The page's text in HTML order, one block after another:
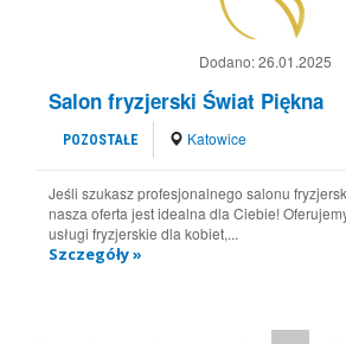
Dodano:26.01.2025
Salon fryzjerski Świat Piękna
POZOSTAŁE Katowice
Jeśli szukasz profesjonalnego salonu
nasza oferta jest idealna dla Ciebie!
usługi fryzjerskie dla kobiet,...
Szczegóły »